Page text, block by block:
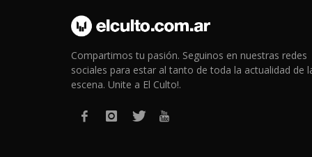
Compartimos tu pasión. Seguinos en nuestras redes
sociales para estar al tanto de toda la actualidad de
escena. Unite a El Culto!.